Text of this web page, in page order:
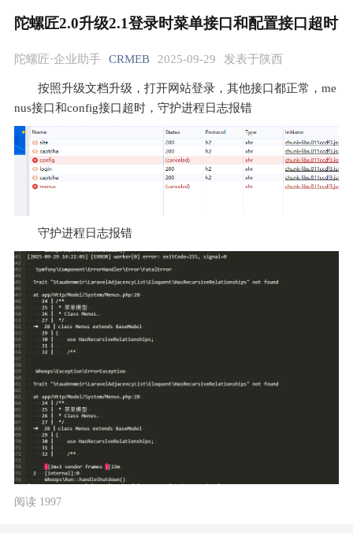
陀螺匠2.0升级2.1登录时菜单接口和配置接口超时
陀螺匠·企业助手 CRMEB 2025-09-29 发表于陕西
按照升级文档升级，打开网站登录，其他接口都正常，me
nus接口和config接口超时，守护进程日志报错
守护进程日志报错
阅读 1997